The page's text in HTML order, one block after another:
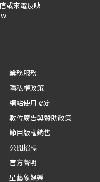
或來電反映
業務服務
隱私權政策
網站使用協定
數位廣告與贊助政策
節目版權銷售
公開招標
官方聲明
星藝象娛樂